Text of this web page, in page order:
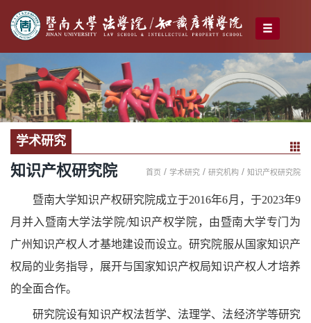
学术研究
知识产权研究院 首页 / 学术研究 / 研究机构 / 知识产权研究院
暨南大学知识产权研究院成立于2016年6月，于2023年9
月并入暨南大学法学院/知识产权学院，由暨南大学专门为
广州知识产权人才基地建设而设立。研究院服从国家知识产
权局的业务指导，展开与国家知识产权局知识产权人才培养
的全面合作。
研究院设有知识产权法哲学、法理学、法经济学等研究